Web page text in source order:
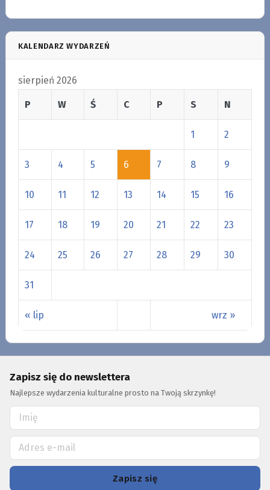
KALENDARZ WYDARZEŃ
sierpień 2026
P W Ś C P S N
« lip wrz »
1 2
3 4 5 6 7 8 9
10 11 12 13 14 15 16
17 18 19 20 21 22 23
24 25 26 27 28 29 30
31
Zapisz się do newslettera
Najlepsze wydarzenia kulturalne prosto na Twoją skrzynkę!
Zapisz się